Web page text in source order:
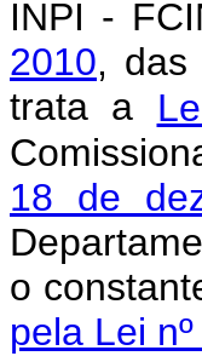
INPI -
2010, das
trata a
18 de
o
pela Lei